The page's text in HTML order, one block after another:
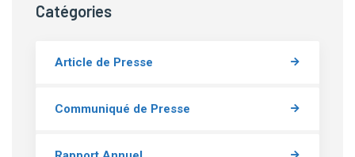
Catégories
Article de Presse
Communiqué de Presse